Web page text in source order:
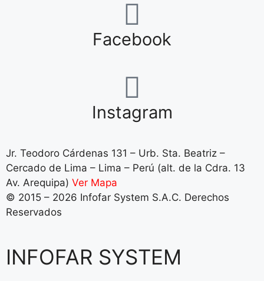
Facebook
Instagram
Jr. Teodoro Cárdenas 131 – Urb. Sta. Beatriz –
Cercado de Lima – Lima – Perú (alt. de la Cdra. 13
Av. Arequipa) Ver Mapa
© 2015 – 2026 Infofar System S.A.C. Derechos
Reservados
INFOFAR SYSTEM